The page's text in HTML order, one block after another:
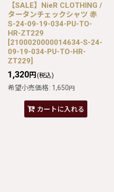
【SALE】NieR CLOTHING /
タータンチェックシャツ 赤
S-24-09-19-034-PU-TO-
HR-ZT229
[2100020000014634-S-24-
09-19-034-PU-TO-HR-
ZT229]
1,320円 (税込)
希望小売価格: 1,650円
カートに入れる